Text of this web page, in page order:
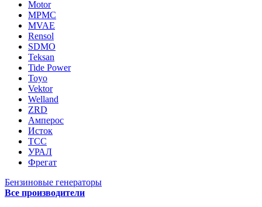
Motor
MPMC
MVAE
Rensol
SDMO
Teksan
Tide Power
Toyo
Vektor
Welland
ZRD
Амперос
Исток
ТСС
УРАЛ
Фрегат
Бензиновые генераторы
Все производители